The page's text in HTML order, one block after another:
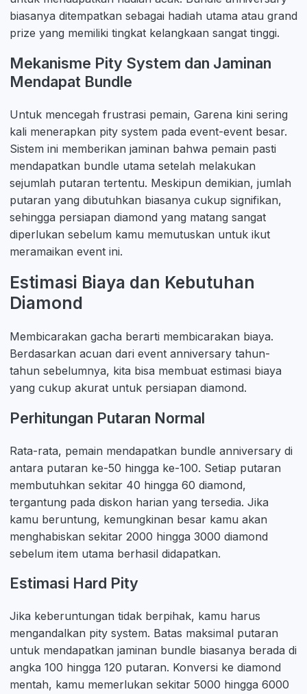
biasanya ditempatkan sebagai hadiah utama atau grand
prize yang memiliki tingkat kelangkaan sangat tinggi.
Mekanisme Pity System dan Jaminan
Mendapat Bundle
Untuk mencegah frustrasi pemain, Garena kini sering
kali menerapkan pity system pada event-event besar.
Sistem ini memberikan jaminan bahwa pemain pasti
mendapatkan bundle utama setelah melakukan
sejumlah putaran tertentu. Meskipun demikian, jumlah
putaran yang dibutuhkan biasanya cukup signifikan,
sehingga persiapan diamond yang matang sangat
diperlukan sebelum kamu memutuskan untuk ikut
meramaikan event ini.
Estimasi Biaya dan Kebutuhan
Diamond
Membicarakan gacha berarti membicarakan biaya.
Berdasarkan acuan dari event anniversary tahun-
tahun sebelumnya, kita bisa membuat estimasi biaya
yang cukup akurat untuk persiapan diamond.
Perhitungan Putaran Normal
Rata-rata, pemain mendapatkan bundle anniversary di
antara putaran ke-50 hingga ke-100. Setiap putaran
membutuhkan sekitar 40 hingga 60 diamond,
tergantung pada diskon harian yang tersedia. Jika
kamu beruntung, kemungkinan besar kamu akan
menghabiskan sekitar 2000 hingga 3000 diamond
sebelum item utama berhasil didapatkan.
Estimasi Hard Pity
Jika keberuntungan tidak berpihak, kamu harus
mengandalkan pity system. Batas maksimal putaran
untuk mendapatkan jaminan bundle biasanya berada di
angka 100 hingga 120 putaran. Konversi ke diamond
mentah, kamu memerlukan sekitar 5000 hingga 6000